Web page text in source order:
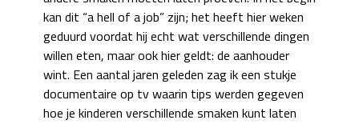
kan dit “a hell of a job” zijn; het heeft hier weken
geduurd voordat hij echt wat verschillende dingen
willen eten, maar ook hier geldt: de aanhouder
wint. Een aantal jaren geleden zag ik een stukje
documentaire op tv waarin tips werden gegeven
hoe je kinderen verschillende smaken kunt laten